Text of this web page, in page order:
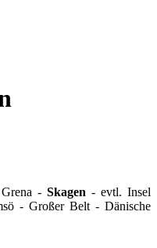
-Skagen- evtl. Insel
- Großer Belt - Dänische